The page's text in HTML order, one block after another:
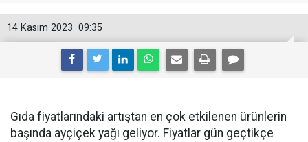
09:35
14 Kasım 2023
Gıda fiyatlarındaki artıştan en çok etkilenen ürünlerin
başında ayçiçek yağı geliyor. Fiyatlar gün geçtikçe